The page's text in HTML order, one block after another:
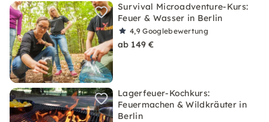
Survival Microadventure-Kurs:
Feuer & Wasser in Berlin
4,9Googlebewertung
ab 149 €
Lagerfeuer-Kochkurs:
Feuermachen & Wildkräuter in
Berlin